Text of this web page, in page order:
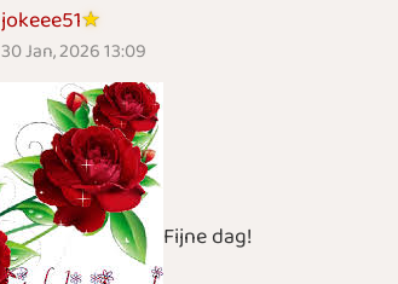
jokeee51
30 Jan, 2026 13:09
Fijne dag!